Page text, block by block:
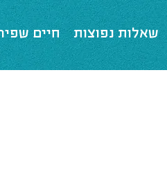
שאלות נפוצות חיים